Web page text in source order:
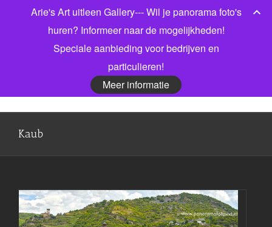
Bel gerust voor meer informatie! 06 53913303 |
Facebook
X LinkedIn
Kaub
Arie's Art uitleen Gallery--- Wil je panorama foto's
huren? Informeer naar de mogelijkheden!
Speciale aanbieding voor bedrijven en
particulieren!
Meer informatie